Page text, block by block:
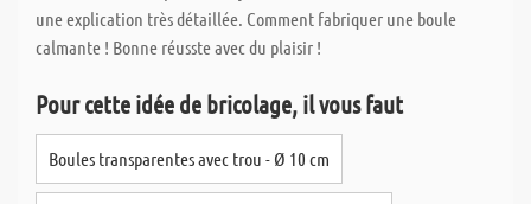
une explication très détaillée. Comment fabriquer une boule
calmante ! Bonne réusste avec du plaisir !
Pour cette idée de bricolage, il vous faut
Boules transparentes avec trou - Ø 10 cm